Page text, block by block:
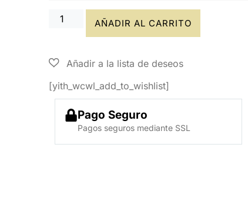
AÑADIR AL CARRITO
[yith_wcwl_add_to_wishlist]
Pago Seguro
Pagos seguros mediante SSL